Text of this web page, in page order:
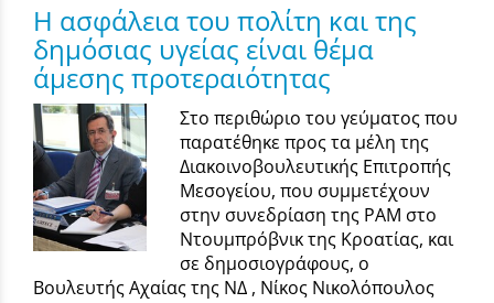
Η ασφάλεια του πολίτη και της
δημόσιας υγείας είναι θέμα
άμεσης προτεραιότητας
Στο περιθώριο του γεύματος που
παρατέθηκε προς τα μέλη της
Διακοινοβουλευτικής Επιτροπής
Μεσογείου, που συμμετέχουν
στην συνεδρίαση της ΡΑΜ στο
Ντουμπρόβνικ της Κροατίας, και
σε δημοσιογράφους, ο
Βουλευτής Αχαίας της ΝΔ , Νίκος Νικολόπουλος